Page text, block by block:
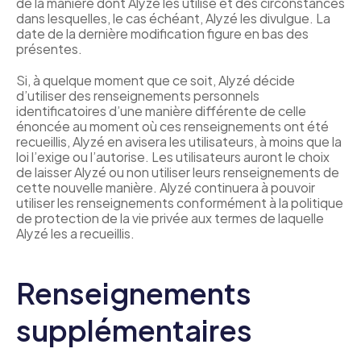
dans lesquelles, le cas échéant, Alyzé les divulgue. La
date de la dernière modification figure en bas des
présentes.
Si, à quelque moment que ce soit, Alyzé décide
d’utiliser des renseignements personnels
identificatoires d’une manière différente de celle
énoncée au moment où ces renseignements ont été
recueillis, Alyzé en avisera les utilisateurs, à moins que la
loi l’exige ou l’autorise. Les utilisateurs auront le choix
de laisser Alyzé ou non utiliser leurs renseignements de
cette nouvelle manière. Alyzé continuera à pouvoir
utiliser les renseignements conformément à la politique
de protection de la vie privée aux termes de laquelle
Alyzé les a recueillis.
Renseignements
supplémentaires